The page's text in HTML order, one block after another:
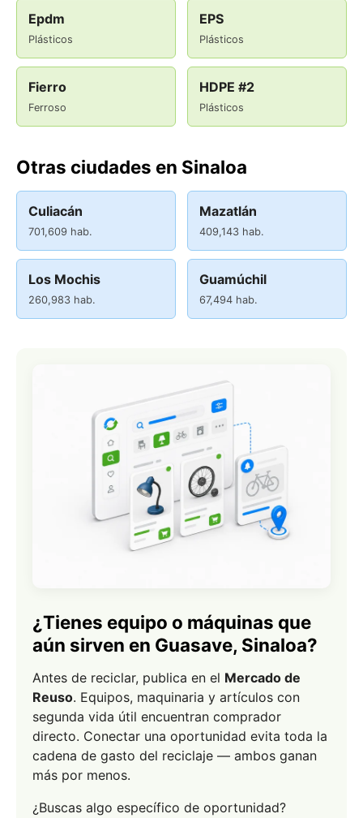
Epdm
Plásticos
EPS
Plásticos
Fierro
Ferroso
HDPE #2
Plásticos
Otras ciudades en Sinaloa
Culiacán
701,609 hab.
Mazatlán
409,143 hab.
Los Mochis
260,983 hab.
Guamúchil
67,494 hab.
¿Tienes equipo o máquinas que
aún sirven en Guasave, Sinaloa?
Antes de reciclar, publica en el Mercado de
Reuso. Equipos, maquinaria y artículos con
segunda vida útil encuentran comprador
directo. Conectar una oportunidad evita toda la
cadena de gasto del reciclaje — ambos ganan
más por menos.
¿Buscas algo específico de oportunidad?